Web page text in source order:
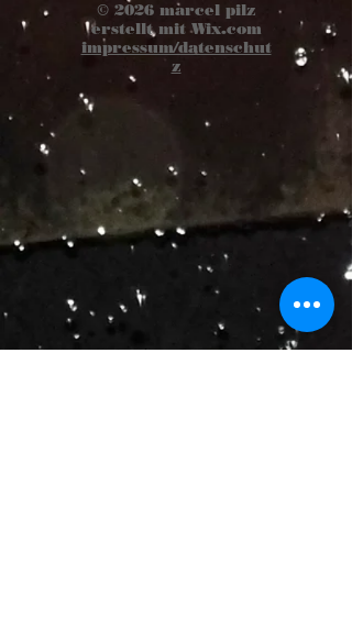
© 2026marcel pilz
erstellt mitWix.com
impressum/datenschut
z